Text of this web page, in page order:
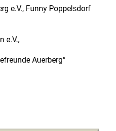
e.V., Funny Poppelsdorf
e.V.,
Auerberg“